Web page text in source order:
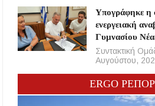
Υπογράφηκε η
ενεργειακή
Γυμνασίου
Συντακτική
Αυγούστου,
ERGO